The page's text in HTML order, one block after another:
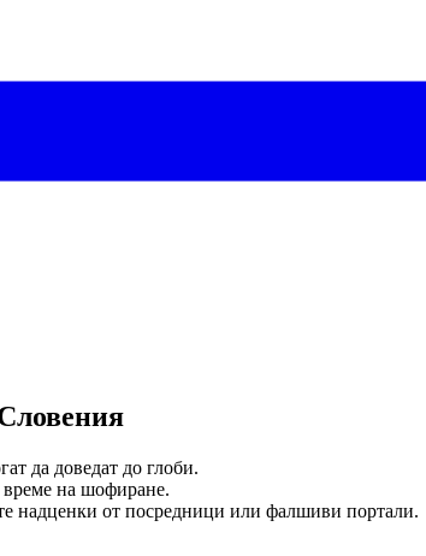
да доведат до глоби.
време на шофиране.
надценки от посредници или фалшиви портали.